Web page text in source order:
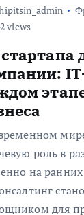
views
роль в
на ранних
для